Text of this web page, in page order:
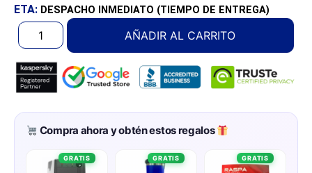
ETA: DESPACHO INMEDIATO (TIEMPO DE ENTREGA)
AÑADIR AL CARRITO
Compra ahora y obtén estos regalos
GRATIS GRATIS GRATIS